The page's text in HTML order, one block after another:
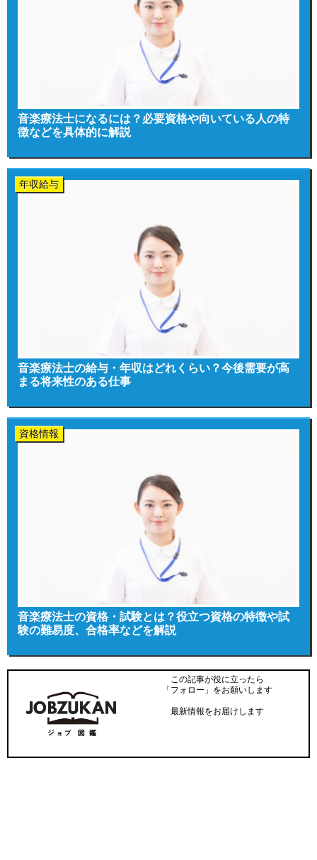
音楽療法士になるには？必要資格や向いている人の特
徴などを具体的に解説
年収給与
音楽療法士の給与・年収はどれくらい？今後需要が高
まる将来性のある仕事
資格情報
音楽療法士の資格・試験とは？役立つ資格の特徴や試
験の難易度、合格率などを解説
この記事が役に立ったら
「フォロー」をお願いします
最新情報をお届けします